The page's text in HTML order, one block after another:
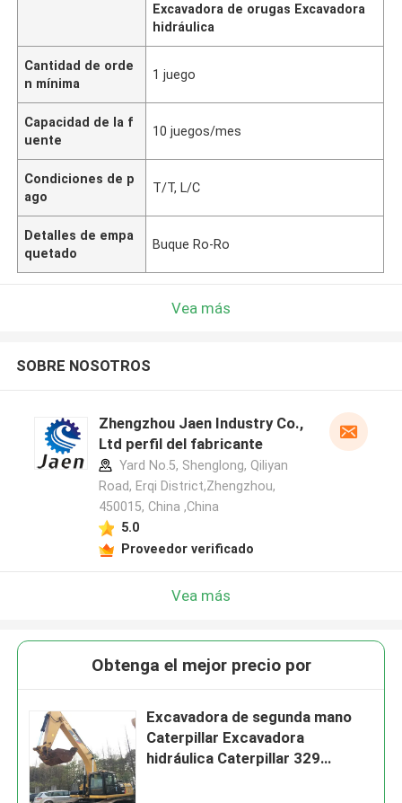
Excavadora de orugas Excavadora
hidráulica
Cantidad de orde
n mínima
1 juego
Capacidad de la f
uente
10 juegos/mes
Condiciones de p
ago
T/T, L/C
Detalles de empa
quetado
Buque Ro-Ro
Vea más
SOBRE NOSOTROS
Zhengzhou Jaen Industry Co.,
Ltd perfil del fabricante
Yard No.5, Shenglong, Qiliyan
Road, Erqi District,Zhengzhou,
450015, China ,China
5.0
Proveedor verificado
Vea más
Obtenga el mejor precio por
Excavadora de segunda mano
Caterpillar Excavadora
hidráulica Caterpillar 329